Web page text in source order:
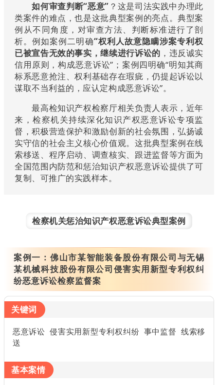
如何审查判断“恶意” ？这是司法实践中办理此
类案件的难点，也是这批典型案例的亮点。典型案
例从不同角度，对审查方法、判断标准进行了剖
析。例如案例二明确“权利人故意隐瞒涉案专利权
已被宣告无效的事实，继续进行诉讼的 ，违反诚实
信用原则，构成恶意诉讼”；案例四明确“明知其商
标系恶意抢注、权利基础存在瑕疵，仍提起诉讼以
谋取不当利益的， 应认定构成恶意诉讼”。
最高检知识产权检察厅相关负责人表示，近年
来，检察机关持续深化知识产权恶意诉讼专项监
督，积极营造保护和激励创新的社会氛围，弘扬诚
实守信的社会主义核心价值观。这批典型案例在线
索移送、程序启动、调查核实、跟进监督等方面为
全国范围内防范和惩治知识产权恶意诉讼提供了可
复制、可推广的实践样本。
检察机关惩治知识产权恶意诉讼典型案例
案例一： 佛山市某智能装备股份有限公司与无锡
某机械科技股份有限公司侵害实用新型专利权纠
纷恶意诉讼检察监督案
关键词
恶意诉讼 侵害实用新型专利权纠纷 事中监督 线索移
送
基本案情